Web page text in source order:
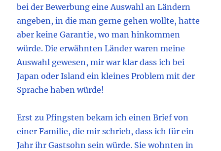
bei der Bewerbung eine Auswahl an Ländern
angeben, in die man gerne gehen wollte, hatte
aber keine Garantie, wo man hinkommen
würde. Die erwähnten Länder waren meine
Auswahl gewesen, mir war klar dass ich bei
Japan oder Island ein kleines Problem mit der
Sprache haben würde!
Erst zu Pfingsten bekam ich einen Brief von
einer Familie, die mir schrieb, dass ich für ein
Jahr ihr Gastsohn sein würde. Sie wohnten in